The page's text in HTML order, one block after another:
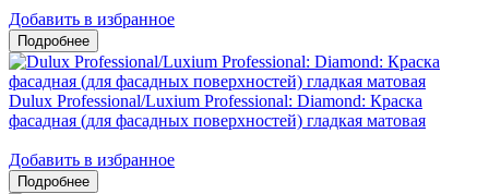
Добавить в избранное
Dulux Professional/Luxium Professional: Diamond: Краска
фасадная (для фасадных поверхностей) гладкая матовая
Добавить в избранное